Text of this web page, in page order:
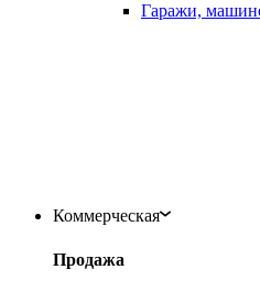
Гаражи,
Коммерческая
Продажа